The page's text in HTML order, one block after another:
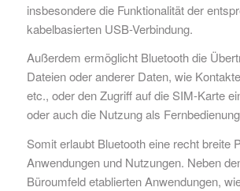
insbesondere die Funktionalität der
kabelbasierten USB-Verbindung.
Außerdem ermöglicht Bluetooth die
Dateien oder anderer Daten, wie
etc., oder den Zugriff auf die SIM-Karte
oder auch die Nutzung als
Somit erlaubt Bluetooth eine recht breite
Anwendungen und Nutzungen. Neben
Büroumfeld etablierten Anwendungen,